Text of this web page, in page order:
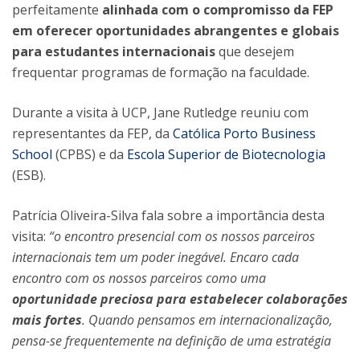
perfeitamente alinhada com o compromisso da FEP
em oferecer oportunidades abrangentes e globais
para estudantes internacionaisque desejem
frequentar programas de formação na faculdade.
Durante a visita à UCP, Jane Rutledge reuniu com
representantes da FEP, da Católica Porto Business
School (CPBS) e da Escola Superior de Biotecnologia
(ESB).
Patrícia Oliveira-Silva fala sobre a importância desta
visita: “o encontro presencial com os nossos parceiros
internacionais tem um poder inegável. Encaro cada
encontro com os nossos parceiros como uma
oportunidade preciosa para estabelecer colaborações
mais fortes. Quando pensamos em internacionalização,
pensa-se frequentemente na definição de uma estratégia